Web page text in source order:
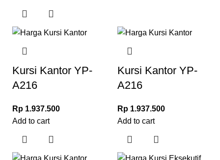
Kursi Kantor YP-
A216
Rp 1.937.500
Add to cart
Kursi Kantor YP-
A216
Rp 1.937.500
Add to cart